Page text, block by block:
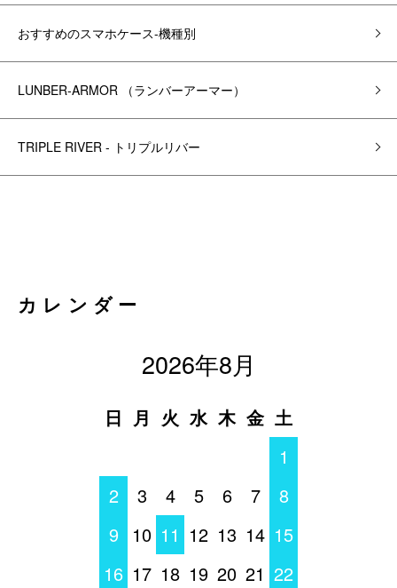
おすすめのスマホケース-機種別
LUNBER-ARMOR （ランバーアーマー）
TRIPLE RIVER - トリプルリバー
カレンダー
2026年8月
日 月 火 水 木 金 土
1
2
3 4 5 6 7
8
9
10 11 12 13 14 15
16 17 18 19 20 21 22